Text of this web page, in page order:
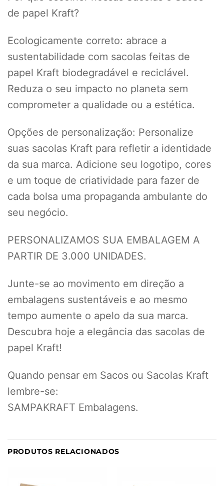
de papel Kraft?
Ecologicamente correto: abrace a
sustentabilidade com sacolas feitas de
papel Kraft biodegradável e reciclável.
Reduza o seu impacto no planeta sem
comprometer a qualidade ou a estética.
Opções de personalização: Personalize
suas sacolas Kraft para refletir a identidade
da sua marca. Adicione seu logotipo, cores
e um toque de criatividade para fazer de
cada bolsa uma propaganda ambulante do
seu negócio.
PERSONALIZAMOS SUA EMBALAGEM A
PARTIR DE 3.000 UNIDADES.
Junte-se ao movimento em direção a
embalagens sustentáveis e ao mesmo
tempo aumente o apelo da sua marca.
Descubra hoje a elegância das sacolas de
papel Kraft!
Quando pensar em Sacos ou Sacolas Kraft
lembre-se:
SAMPAKRAFT Embalagens.
PRODUTOS RELACIONADOS